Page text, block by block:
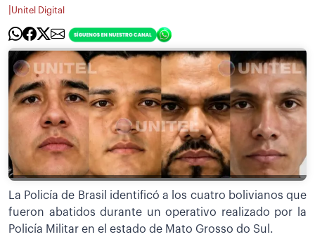
Unitel Digital
La Policía de Brasil identificó a los cuatro bolivianos que
fueron abatidos durante un operativo realizado por la
Policía Militar en el estado de Mato Grosso do Sul.